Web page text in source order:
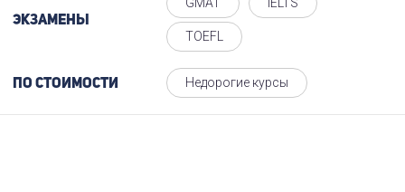
Экзамены
TOEFL
По стоимости Недорогие курсы